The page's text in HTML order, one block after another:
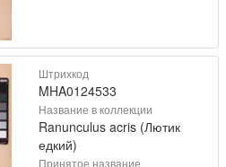
Штрихкод
MHA0124533
Название в коллекции
Ranunculus acris (Лютик
едкий)
Принятое название